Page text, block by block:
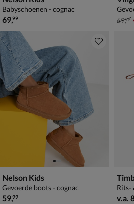
Babyschoenen - cognac
€ 69,99
69,99 van
69,99
Nelson Kids
Gevoerde boots - cognac
€ 59,99
59,99
Rits-
v.a.